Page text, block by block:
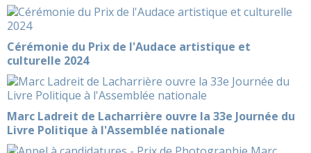
Cérémonie du Prix de l'Audace artistique et
culturelle 2024
Marc Ladreit de Lacharrière ouvre la 33e Journée du
Livre Politique à l'Assemblée nationale